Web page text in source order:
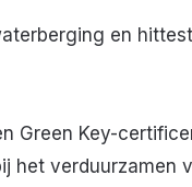
en
Green Key-
het verduurzamen